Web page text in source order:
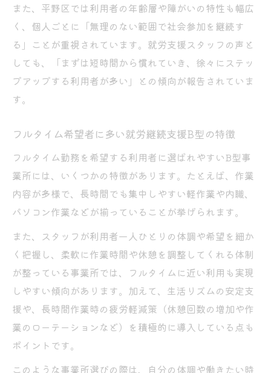
働いていても就労継続支援B型は無職になる
のか
無職とされることで生じやすい誤解や疑問
点
納得の働き方を選ぶためのポイント総まとめ
就労継続支援B型選択時の重要な判断ポイン
ト
フルタイム勤務を目指す際の注意点まとめ
A型とB型の違いを踏まえた後悔しない選択
方法
納得できる工賃と働き方を見つけるコツ
就労継続支援B型で家計を守る具体策
また、平野区では利用者の年齢層や障がいの特性も幅広
く、個人ごとに「無理のない範囲で社会参加を継続す
る」ことが重視されています。就労支援スタッフの声と
しても、「まずは短時間から慣れていき、徐々にステッ
プアップする利用者が多い」との傾向が報告されていま
す。
フルタイム希望者に多い就労継続支援B型の特徴
フルタイム勤務を希望する利用者に選ばれやすいB型事
業所には、いくつかの特徴があります。たとえば、作業
内容が多様で、長時間でも集中しやすい軽作業や内職、
パソコン作業などが揃っていることが挙げられます。
また、スタッフが利用者一人ひとりの体調や希望を細か
く把握し、柔軟に作業時間や休憩を調整してくれる体制
が整っている事業所では、フルタイムに近い利用も実現
しやすい傾向があります。加えて、生活リズムの安定支
援や、長時間作業時の疲労軽減策（休憩回数の増加や作
業のローテーションなど）を積極的に導入している点も
ポイントです。
このような事業所選びの際は、自分の体調や働きたい時